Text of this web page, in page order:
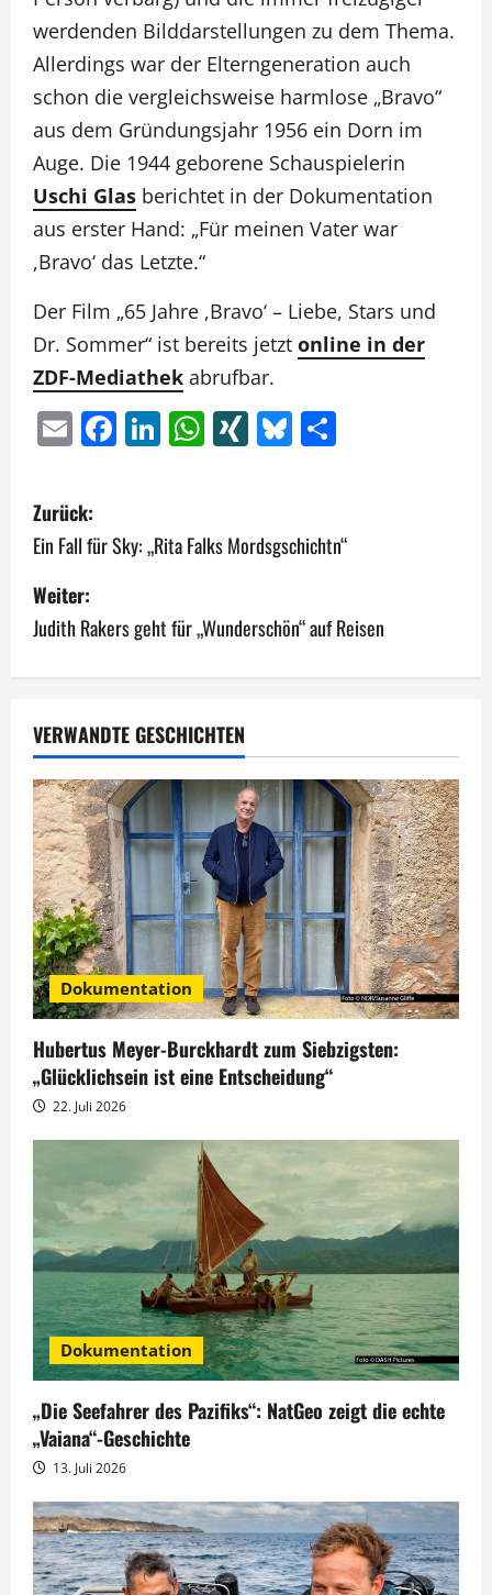
werdenden Bilddarstellungen zu dem Thema.
Allerdings war der Elterngeneration auch
schon die vergleichsweise harmlose „Bravo“
aus dem Gründungsjahr 1956 ein Dorn im
Auge. Die 1944 geborene Schauspielerin
Uschi Glas berichtet in der Dokumentation
aus erster Hand: „Für meinen Vater war
,Bravo‘ das Letzte.“
Der Film „65 Jahre ,Bravo‘ – Liebe, Stars und
Dr. Sommer“ ist bereits jetzt online in der
ZDF-Mediathek abrufbar.
EmailFacebook
LinkedIn
WhatsApp
XINGBluesky
B
e
i
t
r
a
g
s
n
a
v
i
g
a
t
o
n
Zurück:
Ein Fall für Sky: „Rita Falks Mordsgschichtn“
Weiter:
Judith Rakers geht für „Wunderschön“ auf Reisen
VERWANDTE GESCHICHTEN
Dokumentation
Hubertus Meyer-Burckhardt zum Siebzigsten:
„Glücklichsein ist eine Entscheidung“
22. Juli 2026
Dokumentation
„Die Seefahrer des Pazifiks“: NatGeo zeigt die echte
„Vaiana“-Geschichte
13. Juli 2026